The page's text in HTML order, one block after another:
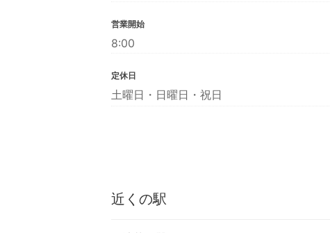
営業開始
8:00
定休日
土曜日・日曜日・祝日
近くの駅